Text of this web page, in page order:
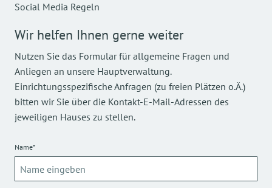
Social Media Regeln
Wir helfen Ihnen gerne weiter
Nutzen Sie das Formular für allgemeine Fragen und
Anliegen an unsere Hauptverwaltung.
Einrichtungsspezifische Anfragen (zu freien Plätzen o.Ä.)
bitten wir Sie über die Kontakt-E-Mail-Adressen des
jeweiligen Hauses zu stellen.
Name*